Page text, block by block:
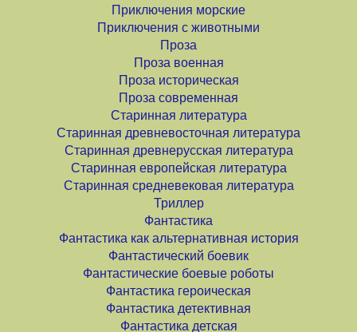
Приключения морские
Приключения с животными
Проза
Проза военная
Проза историческая
Проза современная
Старинная литература
Старинная древневосточная литература
Старинная древнерусская литература
Старинная европейская литература
Старинная средневековая литература
Триллер
Фантастика
Фантастика как альтернативная история
Фантастический боевик
Фантастические боевые роботы
Фантастика героическая
Фантастика детективная
Фантастика детская